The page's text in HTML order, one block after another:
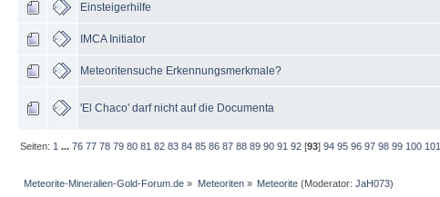
Einsteigerhilfe
IMCA Initiator
Meteoritensuche Erkennungsmerkmale?
'El Chaco' darf nicht auf die Documenta
Seiten: 1 ...76 77 78 79 80 81 82 83 84 85 86 87 88 89 90 91 92 [93]94 95 96 97 98 99 100 101
Meteorite-Mineralien-Gold-Forum.de » Meteoriten» Meteorite(Moderator: JaH073)